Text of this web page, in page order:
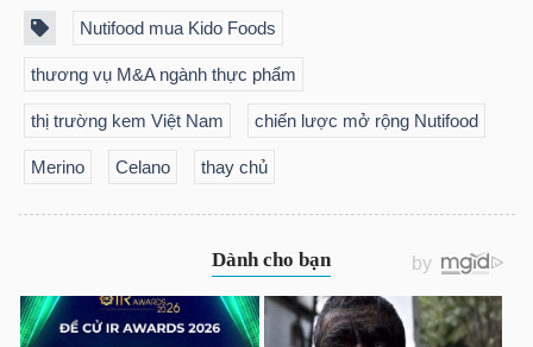
Nutifood mua Kido Foods
thương vụ M&A ngành thực phẩm
thị trường kem Việt Nam chiến lược mở rộng Nutifood
Merino Celano thay chủ
SINH